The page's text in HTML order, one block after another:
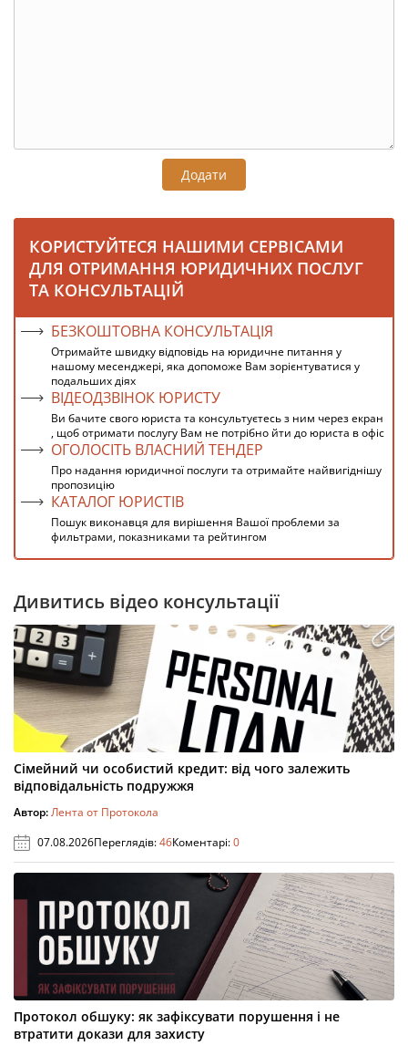
Додати
КОРИСТУЙТЕСЯ НАШИМИ СЕРВІСАМИ
ДЛЯ ОТРИМАННЯ ЮРИДИЧНИХ ПОСЛУГ
ТА КОНСУЛЬТАЦІЙ
БЕЗКОШТОВНА КОНСУЛЬТАЦІЯ
Отримайте швидку відповідь на юридичне питання у
нашому месенджері, яка допоможе Вам зорієнтуватися у
подальших діях
ВІДЕОДЗВІНОК ЮРИСТУ
Ви бачите свого юриста та консультуєтесь з ним через екран
, щоб отримати послугу Вам не потрібно йти до юриста в офіс
ОГОЛОСІТЬ ВЛАСНИЙ ТЕНДЕР
Про надання юридичної послуги та отримайте найвигіднішу
пропозицію
КАТАЛОГ ЮРИСТІВ
Пошук виконавця для вирішення Вашої проблеми за
фильтрами, показниками та рейтингом
Дивитись відео консультації
Сімейний чи особистий кредит: від чого залежить
відповідальність подружжя
Автор:Лента от Протокола
07.08.2026Переглядів:46Коментарі:0
Протокол обшуку: як зафіксувати порушення і не
втратити докази для захисту